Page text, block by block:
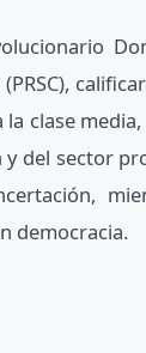
clase
del sector
democracia.